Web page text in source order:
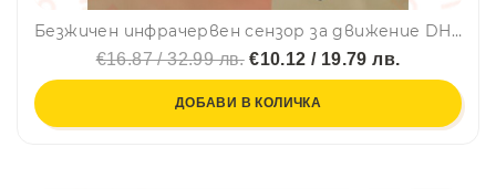
Безжичен инфрачервен сензор за движение DH-12, SmartHome
€16.87 / 32.99 лв.€10.12 / 19.79 лв.
ДОБАВИ В КОЛИЧКА